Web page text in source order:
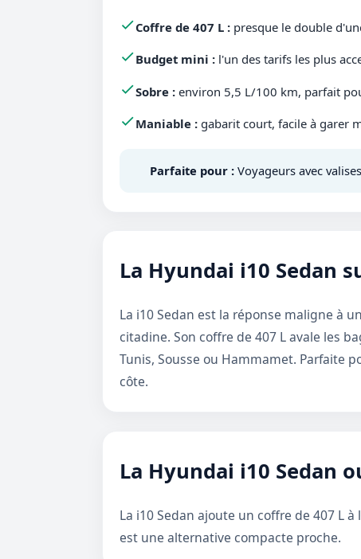
Coffre de 407 L :presque le double
Budget mini :l'un des tarifs les plus
Sobre :environ 5,5 L/100 km, parfait
Maniable :gabarit court, facile à garer
Parfaite pour : Voyageurs avec
La Hyundai i10 Sedan
La i10 Sedan est la réponse maligne à
citadine. Son coffre de 407 L avale les
Tunis, Sousse ou Hammamet. Parfaite
côte.
La Hyundai i10 Sedan
La i10 Sedan ajoute un coffre de 407 L à
est une alternative compacte proche.